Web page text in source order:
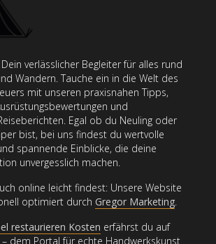
Körper –
Flüssigkeitsverlust
verstehen
deiner Tasche
haben solltest –
Minimalismus beim
Bushcraft
Leitfaden zu allen
Wegmarkierungen
verlässlicher Begleiter für alles rund
Wandern. Tauche ein in die Welt des
mit unseren praxisnahen Tipps,
und
Egal ob du Neuling oder
bist, bei uns findest du wertvolle
spannende Einblicke, die deine
unvergesslich machen.
online leicht findest: Unsere Website
optimiert durch Gregor Marketing
restaurieren Kosten erfährst du auf
– dem Portal für echte Handwerkskunst